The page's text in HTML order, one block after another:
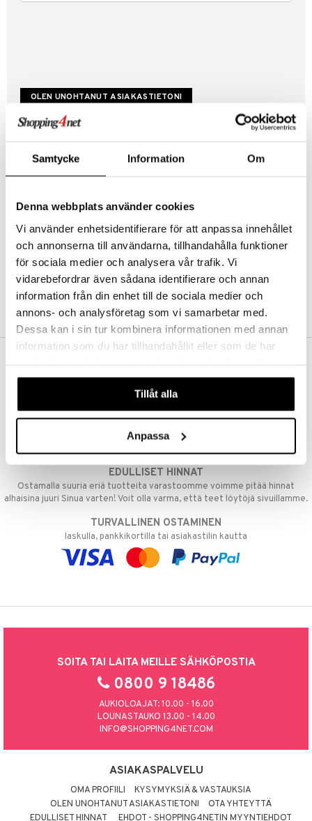
Samtycke Information Om
Denna webbplats använder cookies
Vi använder enhetsidentifierare för att anpassa innehållet
och annonserna till användarna, tillhandahålla funktioner
för sociala medier och analysera vår trafik. Vi
vidarebefordrar även sådana identifierare och annan
information från din enhet till de sociala medier och
annons- och analysföretag som vi samarbetar med.
Dessa kan i sin tur kombinera informationen med annan
information som du har tillhandahållit eller som de har
våra cookies vid fortsatt användande av vår webbplats.
Tillåt alla
Anpassa
Luo uusi asiakas
Hyviä tarjouksia
Kestotilaus
Arvostele tuotteita
Toivelistat
LUO ASIAKAS
Aina maksuton vaihtoehto, huolimatta siitä ostatko yksittäisen
tuotteen tai koko tilauksellesi joka ylittää 50 €.
NOPEAT TOIMITUKSET
Ennen kello 13.00 tehdyt tilaukset lähetetään normaalisti samana
EDULLISET HINNAT
Ostamalla suuria eriä tuotteita varastoomme voimme pitää hinnat
alhaisina juuri Sinua varten! Voit olla varma, että teet löytöjä sivuillamme.
TURVALLINEN OSTAMINEN
laskulla, pankkikortilla tai asiakastilin kautta
SOITA TAI LAITA MEILLE SÄHKÖPOSTIA
0800 9 18486
AUKIOLOAJAT: 10.00 - 16.00
LOUNASTAUKO 13.00 - 14.00
INFO@SHOPPING4NET.COM
ASIAKASPALVELU
OMA PROFIILI
KYSYMYKSIÄ & VASTAUKSIA
OLEN UNOHTANUT ASIAKASTIETONI
OTA YHTEYTTÄ
EDULLISET HINNAT
EHDOT - SHOPPING4NETIN MYYNTIEHDOT